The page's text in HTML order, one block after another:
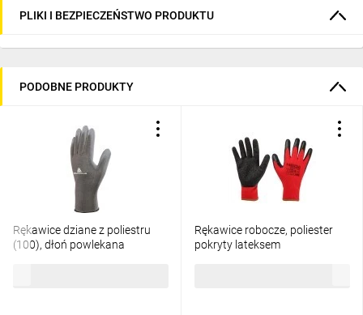
PLIKI I BEZPIECZEŃSTWO PRODUKTU
PODOBNE PRODUKTY
Rękawice dziane z poliestru
(100), dłoń powlekana
Rękawice robocze, poliester
pokryty lateksem